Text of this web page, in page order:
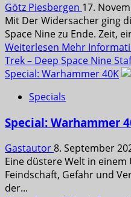
Götz Piesbergen 17.
Mit Der Widersacher ging
Space Nine zu Ende. Zeit,
Weiterlesen Mehr
Trek – Deep Space Nine
Special: Warhammer 40K
Specials
Special: Warhammer
Gastautor8. September
Eine düstere Welt in
Feindschaft, Gefahr und
der...